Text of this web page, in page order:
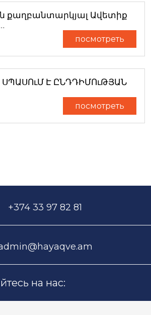
քաղբանտարկյալ Ավետիք
посмотреть
Է ԸՆԴԴԻՄՈւԹՅԱՆ
посмотреть
+374 33 97 82 81
на нас: